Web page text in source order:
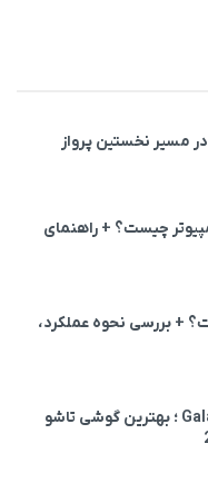
چیست؟ + راهنمای
+ بررسی نحوه عملکرد،
بررسی Galaxy Z Fold8 Ultra ؛ بهترین گوشی تاشو